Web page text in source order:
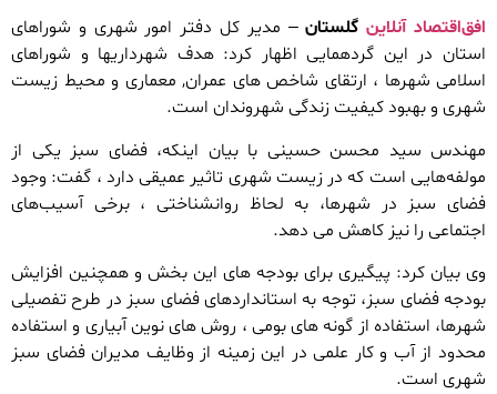
افق‌اقتصاد آنلاینگلستان– مدیر کل دفتر امور شهری و شوراهای
استان در این گردهمایی اظهار کرد: هدف شهرداریها و شوراهای
اسلامی شهرها ، ارتقای شاخص های عمران, معماری و محیط زیست
شهری و بهبود کیفیت زندگی شهروندان است.
مهندس سید محسن حسینی با بیان اینکه، فضای سبز یکی از
مولفه‌هایی است که در زیست شهری تاثیر عمیقی دارد ، گفت: وجود
فضای سبز در شهرها، به لحاظ روانشناختی ، برخی آسیب‌های
اجتماعی را نیز کاهش می دهد.
وی بیان کرد: پیگیری برای بودجه های این بخش و همچنین افزایش
بودجه فضای سبز، توجه به استانداردهای فضای سبز در طرح تفصیلی
شهرها، استفاده از گونه های بومی ، روش های نوین آبیاری و استفاده
محدود از آب و کار علمی در این زمینه از وظایف مدیران فضای سبز
شهری است.